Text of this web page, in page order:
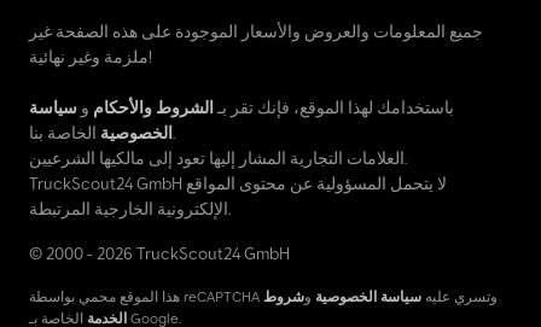
جميع المعلومات والعروض والأسعار الموجودة على هذه الصفحة غير
ملزمة وغير نهائية!
باستخدامك لهذا الموقع، فإنك تقر بـ الشروط والأحكام و سياسة
الخصوصيةالخاصة بنا.
العلامات التجارية المشار إليها تعود إلى مالكيها الشرعيين.
TruckScout24 GmbH لا يتحمل المسؤولية عن محتوى المواقع
الإلكترونية الخارجية المرتبطة.
© 2000 - 2026 TruckScout24 GmbH
هذا الموقع محمي بواسطة reCAPTCHA وتسري عليه سياسة الخصوصية وشروط
الخدمة الخاصة بـ Google.